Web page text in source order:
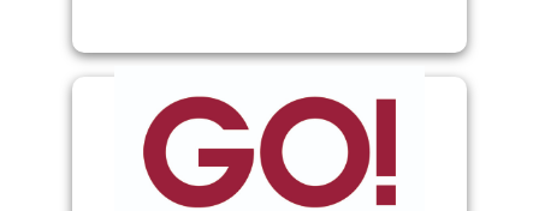
GO! Express & Logistics